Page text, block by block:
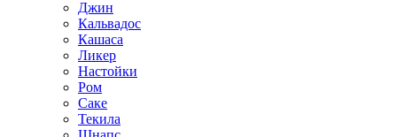
Джин
Кальвадос
Кашаса
Ликер
Настойки
Ром
Саке
Текила